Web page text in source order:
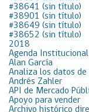
#38641 (sin título)
#38901 (sin título)
#38649 (sin título)
#38652 (sin título)
2018
Agenda Institucional
Alan García
Analiza los datos de
Andrés Zahler
API de Mercado
Apoyo para vender
Archivo histórico